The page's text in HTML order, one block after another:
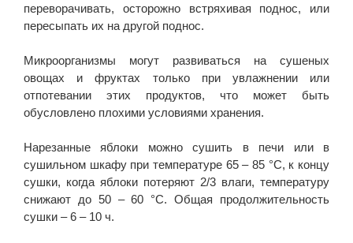
переворачивать, осторожно встряхивая поднос, или
пересыпать их на другой поднос.
Микроорганизмы могут развиваться на сушеных
овощах и фруктах только при увлажнении или
отпотевании этих продуктов, что может быть
обусловлено плохими условиями хранения.
Нарезанные яблоки можно сушить в печи или в
сушильном шкафу при температуре 65 – 85 °C, к концу
сушки, когда яблоки потеряют 2/3 влаги, температуру
снижают до 50 – 60 °C. Общая продолжительность
сушки – 6 – 10 ч.